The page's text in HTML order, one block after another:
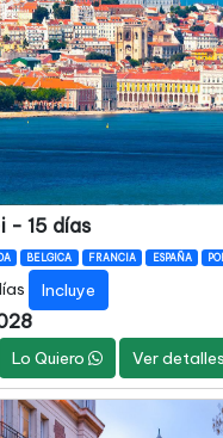
- 15 días
BELGICA FRANCIA ESPAÑA
Incluye
Lo Quiero Ver detalles